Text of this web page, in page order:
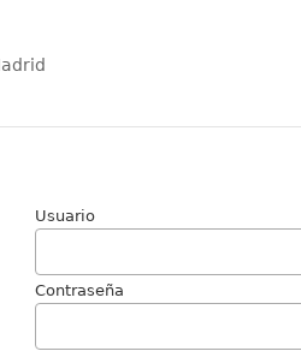
Usuario
Contraseña